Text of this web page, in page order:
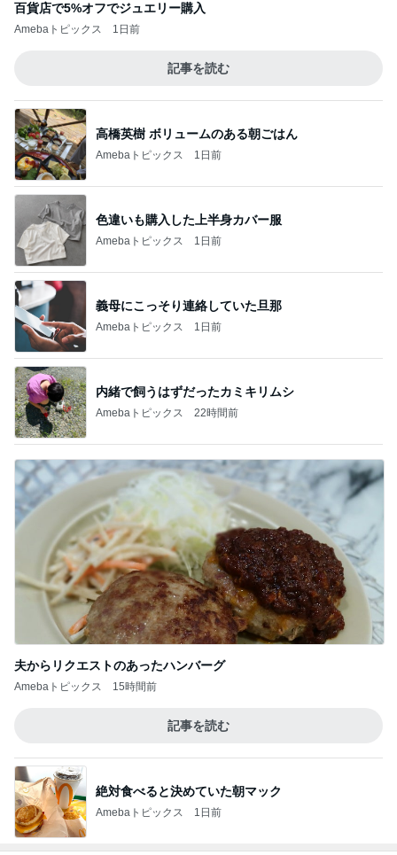
百貨店で5%オフでジュエリー購入
Amebaトピックス 1日前
記事を読む
高橋英樹 ボリュームのある朝ごはん
Amebaトピックス 1日前
色違いも購入した上半身カバー服
Amebaトピックス 1日前
義母にこっそり連絡していた旦那
Amebaトピックス 1日前
内緒で飼うはずだったカミキリムシ
Amebaトピックス 22時間前
夫からリクエストのあったハンバーグ
Amebaトピックス 15時間前
記事を読む
絶対食べると決めていた朝マック
Amebaトピックス 1日前